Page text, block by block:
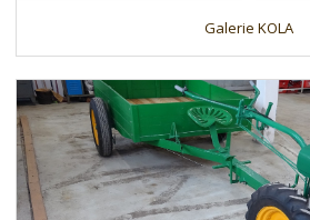
Galerie KOLA